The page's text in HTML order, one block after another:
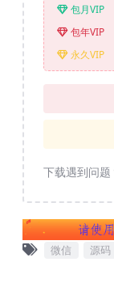
包月VIP
包年VIP
永久VIP
下载遇到问
微信 源码